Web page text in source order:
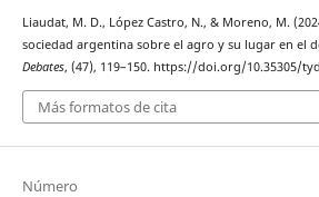
Liaudat, M. D., López Castro, N., & Moreno, M.
sociedad argentina sobre el agro y su lugar en el
Debates, (47), 119–150. https://doi.org/10.35305/
Más formatos de cita
Número